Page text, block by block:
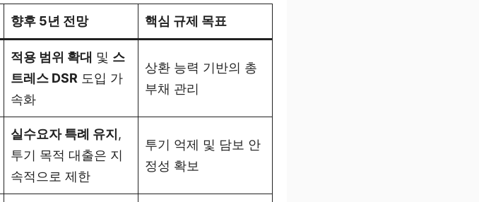
향후 5년 전망 핵심 규제 목표
적용 범위 확대 및 스
트레스 DSR 도입 가
속화
상환 능력 기반의 총
부채 관리
실수요자 특례 유지,
투기 목적 대출은 지
속적으로 제한
투기 억제 및 담보 안
정성 확보